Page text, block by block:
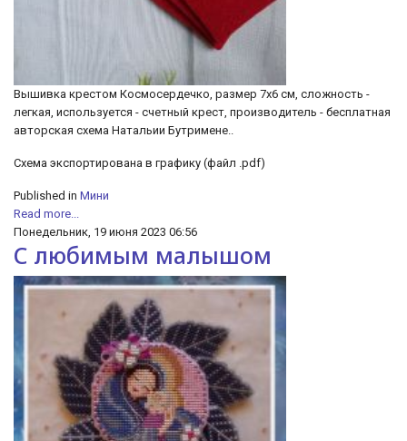
Вышивка крестом Космосердечко, размер 7х6 см, сложность -
легкая, используется - счетный крест, производитель - бесплатная
авторская схема Натальии Бутримене..
Схема экспортирована в графику (файл .pdf)
Published in Мини
Read more...
Понедельник, 19 июня 2023 06:56
С любимым малышом